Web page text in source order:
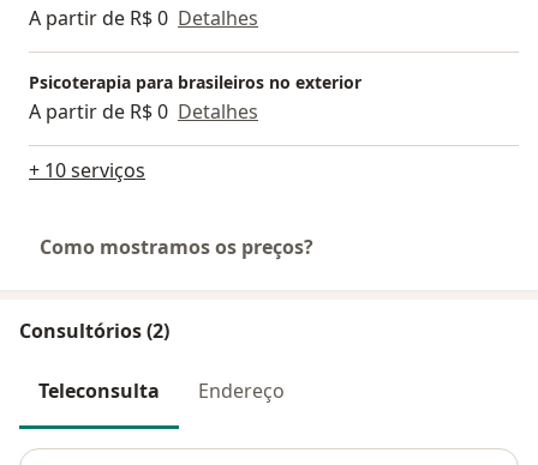
A partir de R$ 0 Detalhes
Psicoterapia para brasileiros no exterior
A partir de R$ 0 Detalhes
+ 10 serviços
Como mostramos os preços?
Consultórios (2)
Teleconsulta Endereço